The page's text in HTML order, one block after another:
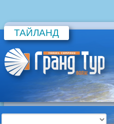
ТАЙЛАНД